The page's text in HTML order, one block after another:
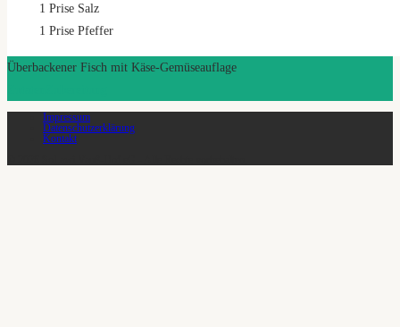
1 Prise Salz
1 Prise Pfeffer
Überbackener Fisch mit Käse-Gemüseauflage
Impressum
Datenschutzerklärung
Kontakt